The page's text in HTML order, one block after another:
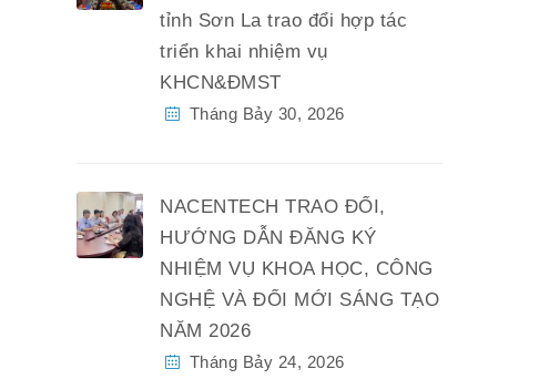
tỉnh Sơn La trao đổi hợp tác
triển khai nhiệm vụ
KHCN&ĐMST
Tháng Bảy 30, 2026
NACENTECH TRAO ĐỔI,
HƯỚNG DẪN ĐĂNG KÝ
NHIỆM VỤ KHOA HỌC, CÔNG
NGHỆ VÀ ĐỔI MỚI SÁNG TẠO
NĂM 2026
Tháng Bảy 24, 2026